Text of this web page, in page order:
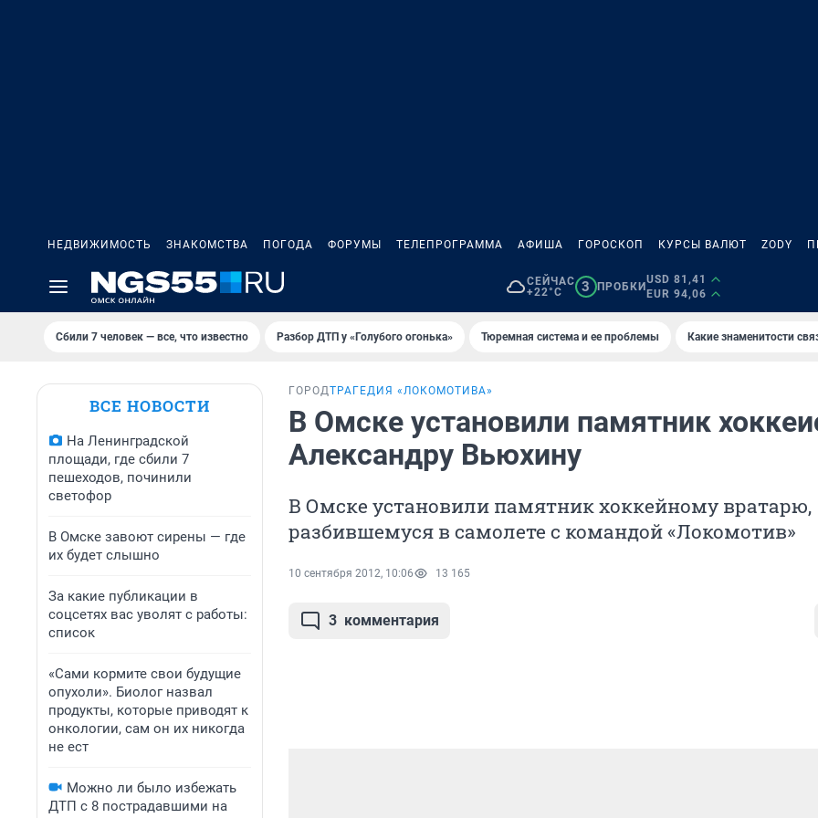
НЕДВИЖИМОСТЬ ЗНАКОМСТВА ПОГОДА ФОРУМЫ ТЕЛЕПРОГРАММА АФИША ГОРОСКОП КУРСЫ ВАЛЮТ ZODY
СЕЙЧАС
+22°C
3 ПРОБКИ
USD 81,41
EUR 94,06
Сбили 7 человек — все, что известно Разбор ДТП у «Голубого огонька» Тюремная система и ее проблемы Какие знаменитости
ВСЕ НОВОСТИ
На Ленинградской
площади, где сбили 7
пешеходов, починили
светофор
В Омске завоют сирены — где
их будет слышно
За какие публикации в
соцсетях вас уволят с работы:
список
«Сами кормите свои будущие
опухоли». Биолог назвал
продукты, которые приводят к
онкологии, сам он их никогда
не ест
Можно ли было избежать
ДТП с 8 пострадавшими на
ГОРОДТРАГЕДИЯ «ЛОКОМОТИВА»
В Омске установили памятник
Александру Вьюхину
В Омске установили памятник хоккейному вратарю,
разбившемуся в самолете с командой «Локомотив»
10 сентября 2012, 10:06 13 165
3 комментария